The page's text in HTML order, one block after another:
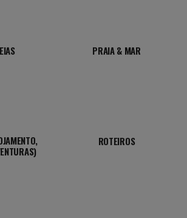
PRAIA & MAR
ROTEIROS